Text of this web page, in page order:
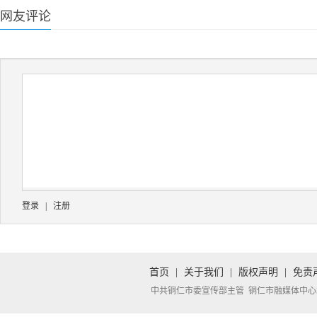
网友评论
登录 注册
首页 关于我们 版权声明 免责
中共铜仁市委宣传部主管 铜仁市融媒体中心